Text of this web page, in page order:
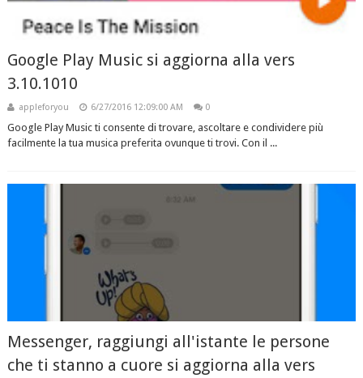
Google Play Music si aggiorna alla vers
3.10.1010
appleforyou 6/27/2016 12:09:00 AM 0
Google Play Music ti consente di trovare, ascoltare e condividere più
facilmente la tua musica preferita ovunque ti trovi. Con il ...
Messenger, raggiungi all'istante le persone
che ti stanno a cuore si aggiorna alla vers